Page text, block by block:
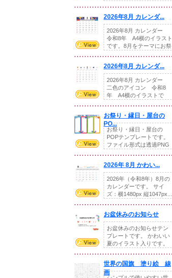
2026年8月 カレンダ...
2026年8月 カレンダー
令和8年 A4横のイラスト
です。8月をテーマにお祭
2026年8月 カレンダ...
2026年8月 カレンダー
二色のアイコン 令和8
年 A4横のイラストで
お祭り・縁日・屋台の
PO...
お祭り・縁日・屋台の
POPテンプレートです。
ファイル形式は透過PNG
2026年 8月 かわい...
2026年（令和8年）8月の
カレンダーです。 サイ
ズ：横1480px 縦1047px...
お盆休みのお知らせ
お盆休みのお知らせテン
プレートです。 かわいい
夏のイラスト入りです。
世界の国旗 塗り絵 線
画